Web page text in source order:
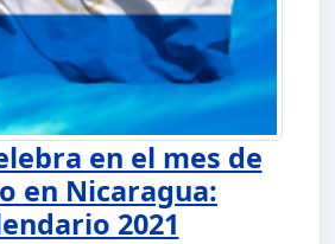
en el mes de
en Nicaragua:
2021